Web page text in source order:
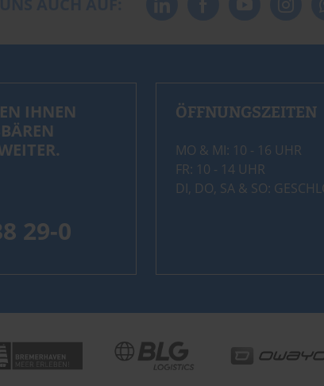
IHNEN
29-0
ÖFFNUNGSZEITEN
MO & MI: 10 - 16 UHR
FR: 10 - 14 UHR
DI, DO, SA & SO: